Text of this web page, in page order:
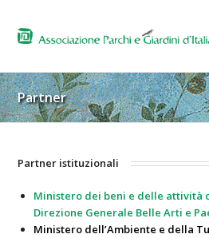
Partner
Partner istituzionali
Ministero dei beni e delle attività
Direzione Generale Belle Arti e
Ministero dell’Ambiente e della